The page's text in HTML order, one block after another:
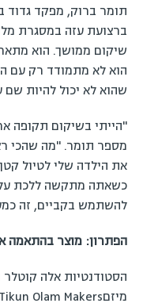
תומר ברוק, מפקד גדוד
ברצועת עזה במסגרת
שיקום ממושך. הוא
הוא לא מתמודד רק עם
שהוא לא יכול להיות
"הייתי בשיקום תקופה
מספר תומר. "מה שהכי
את הילדה שלי לטיול
כשאתה מתקשה ללכת על
להשתמש בקביים, זה
הפתרון: מוצר בהתאמה
הסטודנטיות אלה קוטלר